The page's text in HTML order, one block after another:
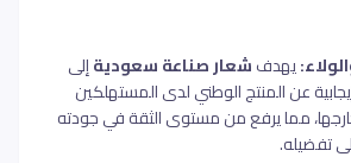
يهدفشعار صناعة سعوديةإلى
عن المنتج الوطني لدى المستهلكين
مما يرفع من مستوى الثقة في جودته
تفضيله.